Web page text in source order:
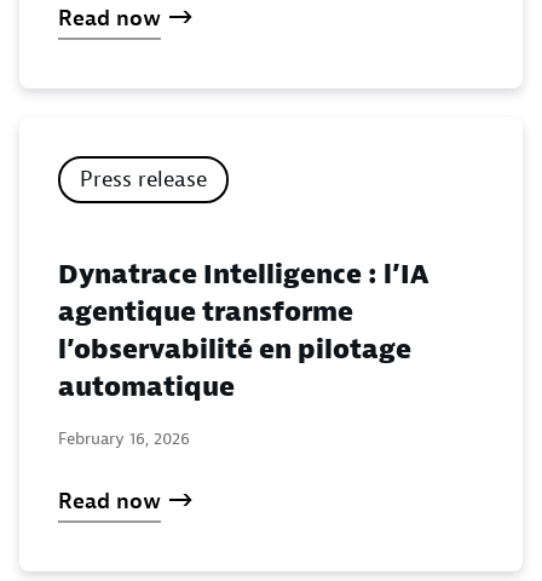
Read now
Press release
Dynatrace Intelligence : l’IA
agentique transforme
l’observabilité en pilotage
automatique
February 16, 2026
Read now